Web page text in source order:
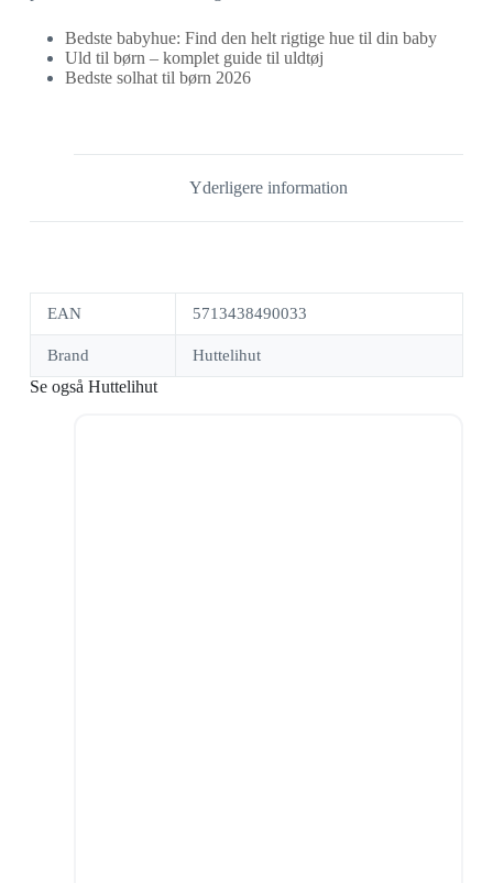
Bedste babyhue: Find den helt rigtige hue til din baby
Uld til børn – komplet guide til uldtøj
Bedste solhat til børn 2026
Yderligere information
EAN 5713438490033
Brand Huttelihut
Se også Huttelihut